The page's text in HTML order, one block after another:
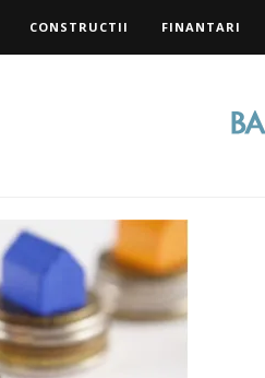
CONSTRUCTII FINANTARI